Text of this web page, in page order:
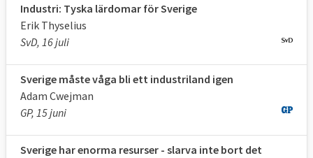
Industri: Tyska lärdomar för Sverige
Erik Thyselius
SvD, 16 juli
Sverige måste våga bli ett industriland igen
Adam Cwejman
GP, 15 juni
Sverige har enorma resurser - slarva inte bort det